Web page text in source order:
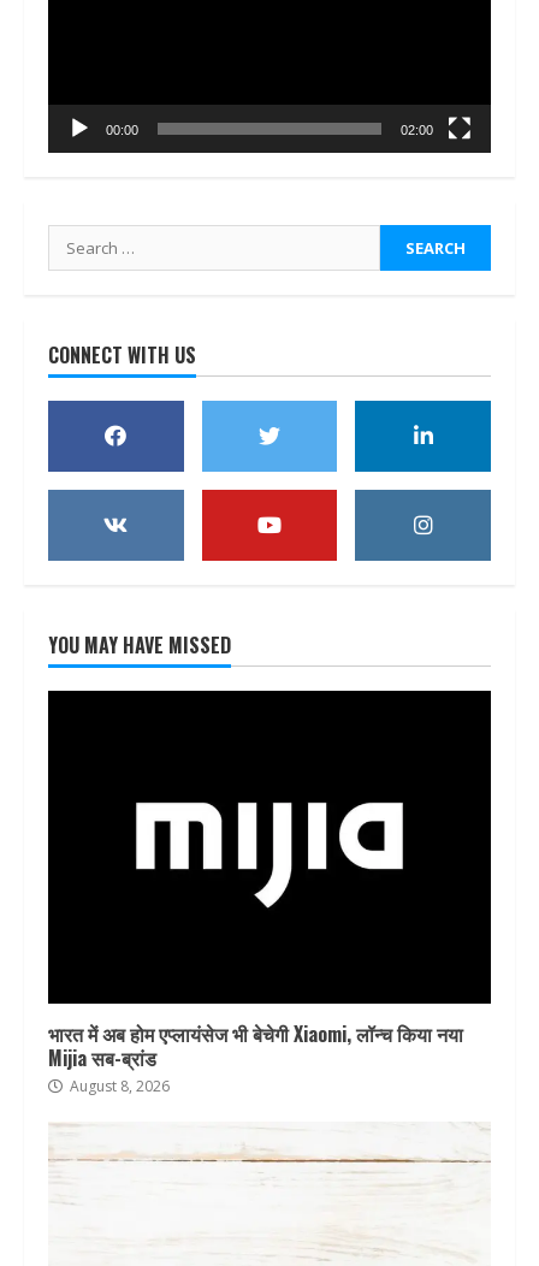
00:00 02:00
Search
for:
CONNECT WITH US
YOU MAY HAVE MISSED
भारत में अब होम एप्लायंसेज भी बेचेगी Xiaomi, लॉन्च किया नया
Mijia सब-ब्रांड
August 8, 2026